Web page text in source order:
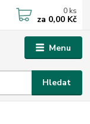
Menu
Hledat
0 ks
za 0,00 Kč